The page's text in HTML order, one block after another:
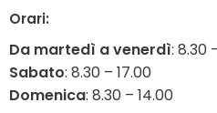
Orari:
Da martedì a venerdì: 8.30
Sabato: 8.30 – 17.00
Domenica: 8.30 – 14.00